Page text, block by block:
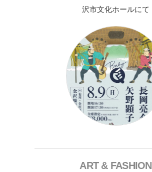
沢市文化ホールにて
ART & FASHION